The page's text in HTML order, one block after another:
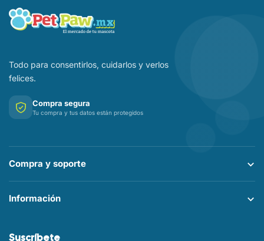
Todo para consentirlos, cuidarlos y verlos
felices.
Compra segura
Tu compra y tus datos están protegidos
Compra y soporte
Información
Suscríbete